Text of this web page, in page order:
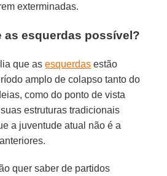
exterminadas.
as esquerdas possível?
que asesquerdas estão
amplo de colapso tanto do
como do ponto de vista
estruturas tradicionais
a juventude atual não é a
quer saber de partidos